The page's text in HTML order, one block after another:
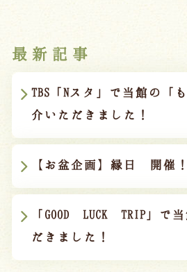
最新記事
TBS「Nスタ」で当館の「
介いただきました！
【お盆企画】縁日 開催！
「GOOD LUCK TRIP」で
だきました！